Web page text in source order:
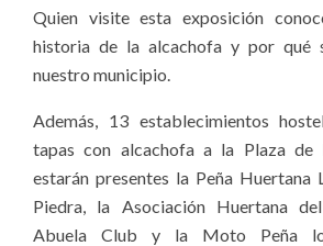
Quien visite esta exposición
historia de la alcachofa y por qué
nuestro municipio.
Además, 13 establecimientos
tapas con alcachofa a la Plaza de
estarán presentes la Peña Huertana
Piedra, la Asociación Huertana
Abuela Club y la Moto Peña